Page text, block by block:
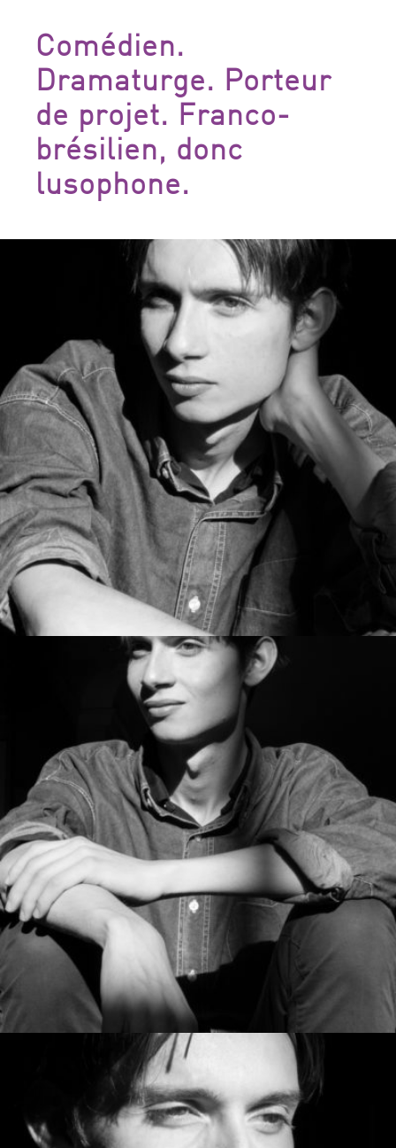
Comédien.
Dramaturge. Porteur
de projet. Franco-
brésilien, donc
lusophone.